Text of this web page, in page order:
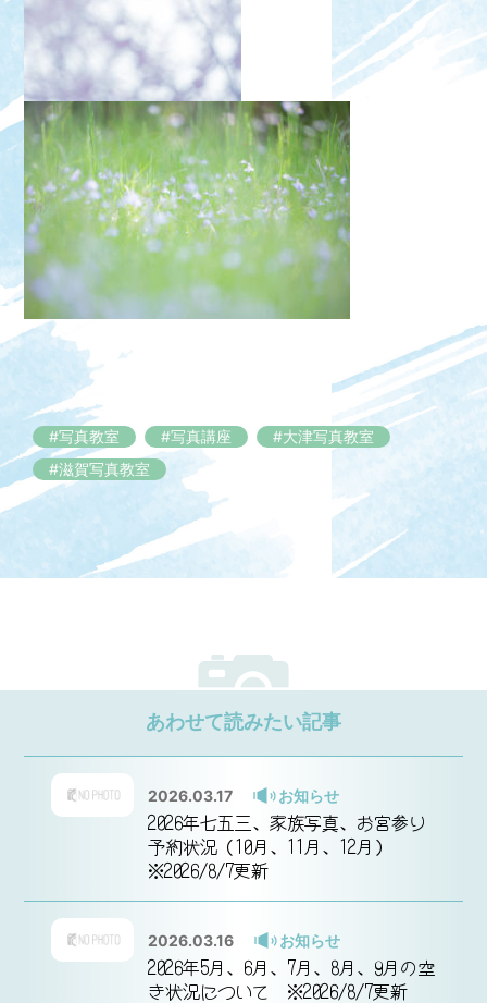
#写真教室 #写真講座
#大津写真教室
#滋賀写真教室
あわせて読みたい記事
2026.03.17
お知らせ
2026年七五三、家族写真、お宮参り
予約状況（10月、11月、12月）
※2026/8/7更新
2026.03.16
お知らせ
2026年5月、6月、7月、8月、9月の空
き状況について ※2026/8/7更新